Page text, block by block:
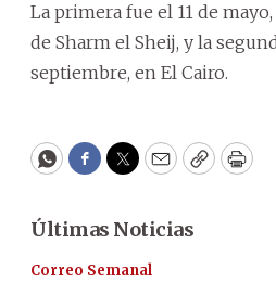
La primera fue el 11 de
de Sharm el Sheij, y la
septiembre, en El Cairo.
WhatsApp
Facebook
Twitter
EmailCopyPrint
Últimas Noticias
Correo Semanal